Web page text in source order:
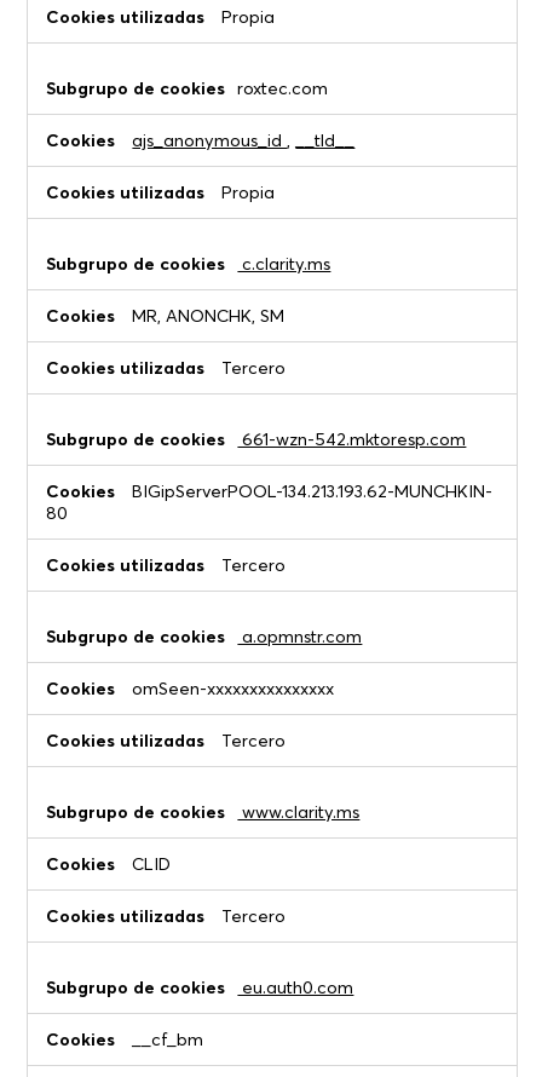
Propia
roxtec.com
ajs_anonymous_id, __tld__
Propia
c.clarity.ms
MR, ANONCHK, SM
Tercero
661-wzn-542.mktoresp.com
BIGipServerPOOL-134.213.193.62-MUNCHKIN-
80
Tercero
a.opmnstr.com
omSeen-xxxxxxxxxxxxxxx
Tercero
www.clarity.ms
CLID
Tercero
eu.auth0.com
__cf_bm